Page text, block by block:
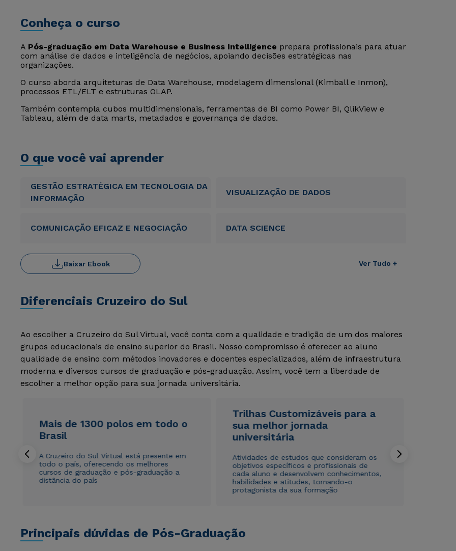
Conheça o curso
A Pós-graduação em Data Warehouse e Business Intelligence prepara profissionais para atuar
com análise de dados e inteligência de negócios, apoiando decisões estratégicas nas
organizações.
O curso aborda arquiteturas de Data Warehouse, modelagem dimensional (Kimball e Inmon),
processos ETL/ELT e estruturas OLAP.
Também contempla cubos multidimensionais, ferramentas de BI como Power BI, QlikView e
Tableau, além de data marts, metadados e governança de dados.
O que você vai aprender
GESTÃO ESTRATÉGICA EM TECNOLOGIA DA
INFORMAÇÃO
VISUALIZAÇÃO DE DADOS
COMUNICAÇÃO EFICAZ E NEGOCIAÇÃO DATA SCIENCE
Ver Tudo +
Baixar Ebook
Diferenciais Cruzeiro do Sul
Ao escolher a Cruzeiro do Sul Virtual, você conta com a qualidade e tradição de um dos maiores
grupos educacionais de ensino superior do Brasil. Nosso compromisso é oferecer ao aluno
qualidade de ensino com métodos inovadores e docentes especializados, além de infraestrutura
moderna e diversos cursos de graduação e pós-graduação. Assim, você tem a liberdade de
escolher a melhor opção para sua jornada universitária.
Mais de 1300 polos em todo o
Brasil
A Cruzeiro do Sul Virtual está presente em
todo o país, oferecendo os melhores
cursos de graduação e pós-graduação a
distância do país
Trilhas Customizáveis para a
sua melhor jornada
universitária
Atividades de estudos que consideram os
objetivos específicos e profissionais de
cada aluno e desenvolvem conhecimentos,
habilidades e atitudes, tornando-o
protagonista da sua formação
Principais dúvidas de Pós-Graduação
Rápido e fácil
WhatsApp
Estou de acordo com aPolítica de Privacidade.
autorizo que meus dados sejam utilizados para o
envio de conteúdos da Cruzeiro do Sul.
Rápido e fácil
WhatsApp
Estou de acordo com aPolítica de Privacidade.
autorizo que meus dados sejam utilizados para o
envio de conteúdos da Cruzeiro do Sul.